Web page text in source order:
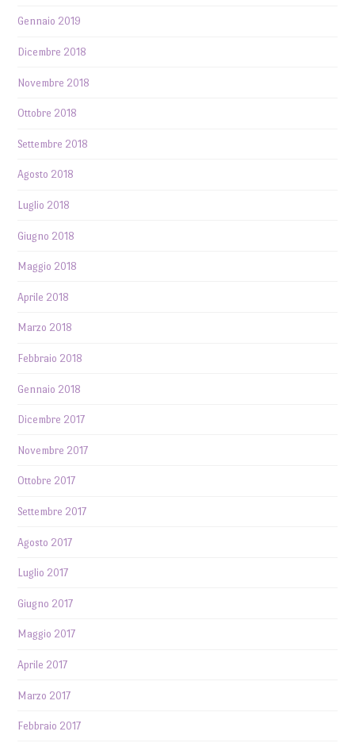
Gennaio 2019
Dicembre 2018
Novembre 2018
Ottobre 2018
Settembre 2018
Agosto 2018
Luglio 2018
Giugno 2018
Maggio 2018
Aprile 2018
Marzo 2018
Febbraio 2018
Gennaio 2018
Dicembre 2017
Novembre 2017
Ottobre 2017
Settembre 2017
Agosto 2017
Luglio 2017
Giugno 2017
Maggio 2017
Aprile 2017
Marzo 2017
Febbraio 2017